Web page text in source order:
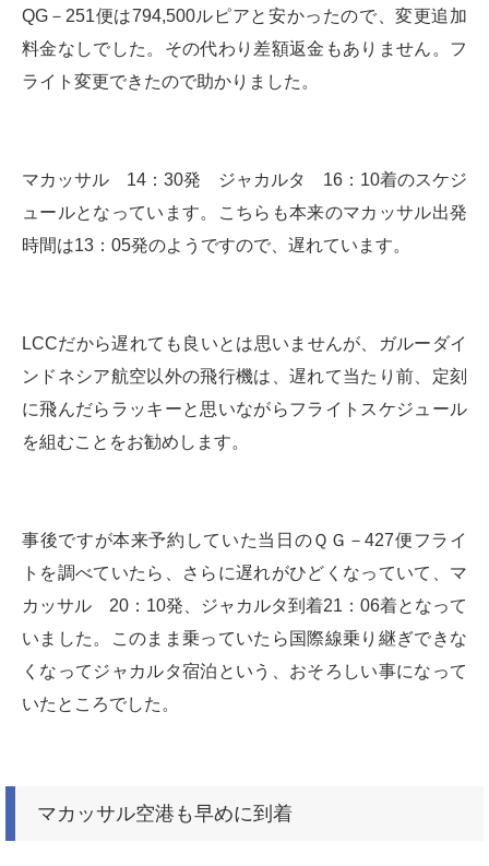
QG－251便は794,500ルピアと安かったので、変更追加
料金なしでした。その代わり差額返金もありません。フ
ライト変更できたので助かりました。
マカッサル 14：30発 ジャカルタ 16：10着のスケジ
ュールとなっています。こちらも本来のマカッサル出発
時間は13：05発のようですので、遅れています。
LCCだから遅れても良いとは思いませんが、ガルーダイ
ンドネシア航空以外の飛行機は、遅れて当たり前、定刻
に飛んだらラッキーと思いながらフライトスケジュール
を組むことをお勧めします。
事後ですが本来予約していた当日のＱＧ－427便フライ
トを調べていたら、さらに遅れがひどくなっていて、マ
カッサル 20：10発、ジャカルタ到着21：06着となって
いました。このまま乗っていたら国際線乗り継ぎできな
くなってジャカルタ宿泊という、おそろしい事になって
いたところでした。
マカッサル空港も早めに到着